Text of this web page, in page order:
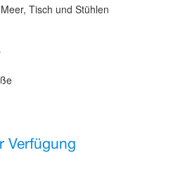
Tisch und Stühlen
Verfügung